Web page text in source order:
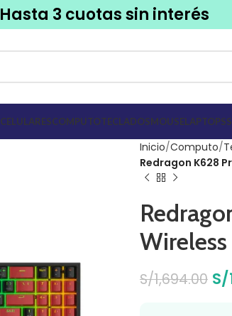
Hasta 3 cuotas sin interés
CELULARESCOMPUTOTECLADOSMOUSELAPTOPS
Inicio Computo
Redragon K628
S/1,694.00 S/